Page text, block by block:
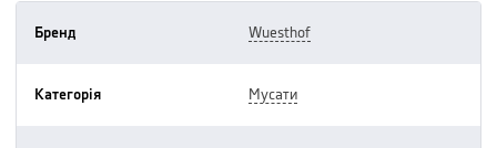
Бренд wuesthof
Категорія мусати